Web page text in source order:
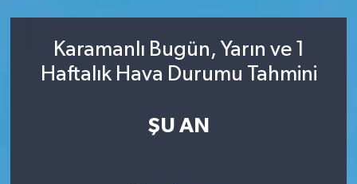
Karamanlı Bugün, Yarın ve 1
Haftalık Hava Durumu Tahmini
ŞU AN
Ekonomi
Son Dakika Haberleri